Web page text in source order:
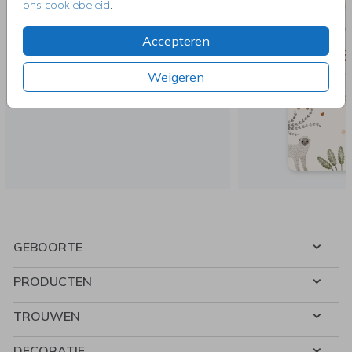
ons cookiebeleid.
Accepteren
Weigeren
GEBOORTE
PRODUCTEN
TROUWEN